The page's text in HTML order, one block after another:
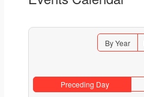
By Year
Preceding Day